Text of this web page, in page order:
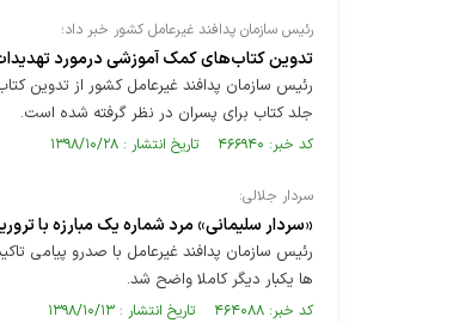
رئیس سازمان پدافند غیرعامل کشور خبر داد؛
تدوین کتاب‌های کمک آموزشی درمورد
رئیس سازمان پدافند غیرعامل کشور از تدوین
جلد کتاب برای پسران در نظر گرفته شده است.
کد خبر: ۴۶۶۹۴۰ تاریخ انتشار : ۱۳۹۸/۱۰/۲۸
سردار جلالی:
«سردار سلیمانی» مرد شماره یک مبارزه با
رئیس سازمان پدافند غیرعامل با صدرو پیامی
ها یکبار دیگر کاملا واضح شد.
کد خبر: ۴۶۴۰۸۸ تاریخ انتشار : ۱۳۹۸/۱۰/۱۳